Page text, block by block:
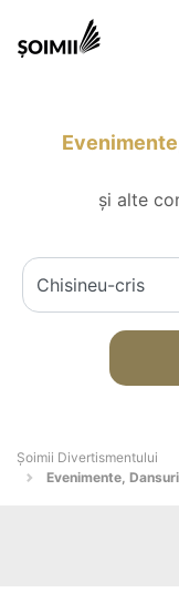
și alte
Şoimii Divertismentului
Evenimente,